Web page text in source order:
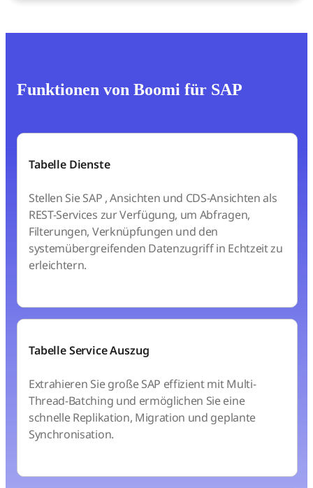
Funktionen von Boomi für SAP
Tabelle Dienste
Stellen Sie SAP , Ansichten und CDS-Ansichten als
REST-Services zur Verfügung, um Abfragen,
Filterungen, Verknüpfungen und den
systemübergreifenden Datenzugriff in Echtzeit zu
erleichtern.
Tabelle Service Auszug
Extrahieren Sie große SAP effizient mit Multi-
Thread-Batching und ermöglichen Sie eine
schnelle Replikation, Migration und geplante
Synchronisation.